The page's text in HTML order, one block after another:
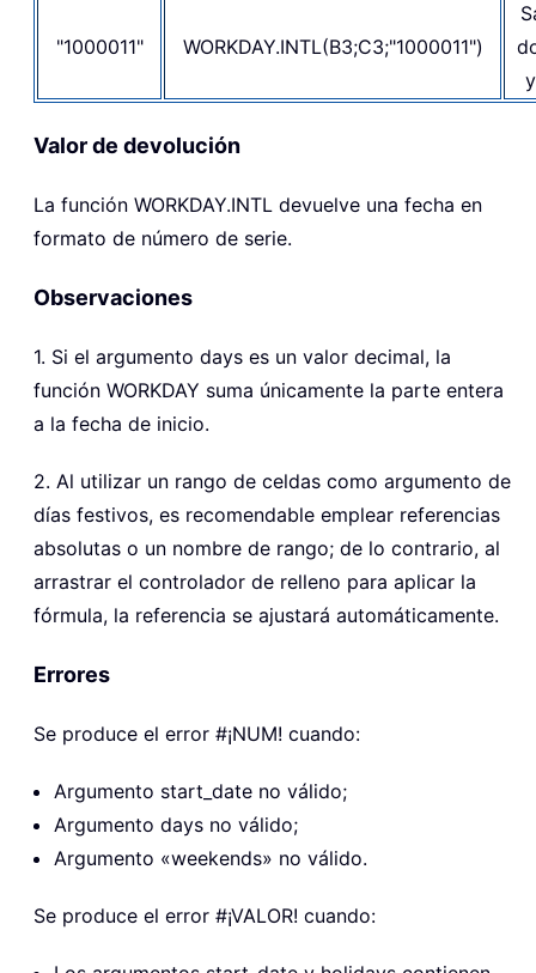
"1000011" WORKDAY.INTL(B3;C3;"1000011")
Valor de devolución
La función WORKDAY.INTL devuelve una fecha en
formato de número de serie.
Observaciones
1. Si el argumento days es un valor decimal, la
función WORKDAY suma únicamente la parte entera
a la fecha de inicio.
2. Al utilizar un rango de celdas como argumento de
días festivos, es recomendable emplear referencias
absolutas o un nombre de rango; de lo contrario, al
arrastrar el controlador de relleno para aplicar la
fórmula, la referencia se ajustará automáticamente.
Errores
Se produce el error #¡NUM! cuando:
Argumento start_date no válido;
Argumento days no válido;
Argumento «weekends» no válido.
Se produce el error #¡VALOR! cuando: